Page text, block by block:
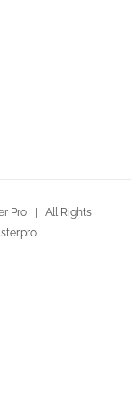
Pro | All Rights